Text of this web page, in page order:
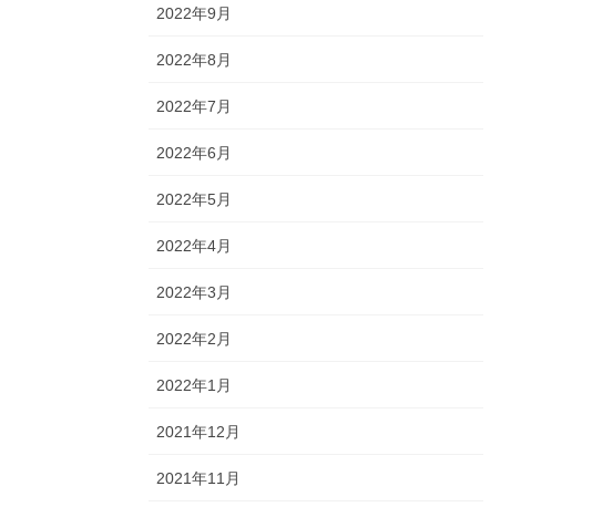
2022年9月
2022年8月
2022年7月
2022年6月
2022年5月
2022年4月
2022年3月
2022年2月
2022年1月
2021年12月
2021年11月